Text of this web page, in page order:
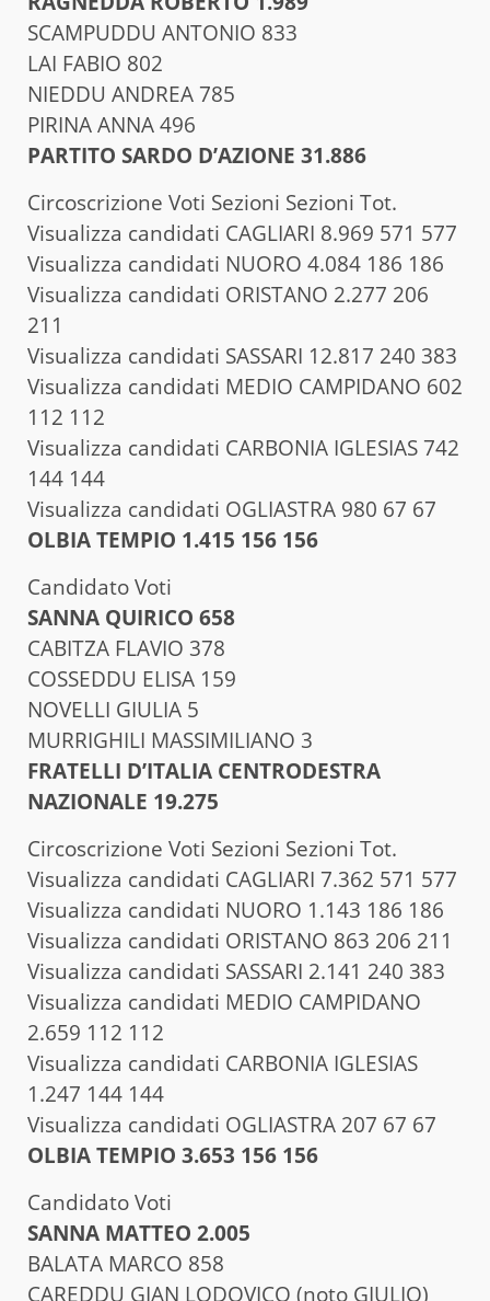
SCAMPUDDU ANTONIO 833
LAI FABIO 802
NIEDDU ANDREA 785
PIRINA ANNA 496
PARTITO SARDO D’AZIONE 31.886
Circoscrizione Voti Sezioni Sezioni Tot.
Visualizza candidati CAGLIARI 8.969 571 577
Visualizza candidati NUORO 4.084 186 186
Visualizza candidati ORISTANO 2.277 206
211
Visualizza candidati SASSARI 12.817 240 383
Visualizza candidati MEDIO CAMPIDANO 602
112 112
Visualizza candidati CARBONIA IGLESIAS 742
144 144
Visualizza candidati OGLIASTRA 980 67 67
OLBIA TEMPIO 1.415 156 156
Candidato Voti
SANNA QUIRICO 658
CABITZA FLAVIO 378
COSSEDDU ELISA 159
NOVELLI GIULIA 5
MURRIGHILI MASSIMILIANO 3
FRATELLI D’ITALIA CENTRODESTRA
NAZIONALE 19.275
Circoscrizione Voti Sezioni Sezioni Tot.
Visualizza candidati CAGLIARI 7.362 571 577
Visualizza candidati NUORO 1.143 186 186
Visualizza candidati ORISTANO 863 206 211
Visualizza candidati SASSARI 2.141 240 383
Visualizza candidati MEDIO CAMPIDANO
2.659 112 112
Visualizza candidati CARBONIA IGLESIAS
1.247 144 144
Visualizza candidati OGLIASTRA 207 67 67
OLBIA TEMPIO 3.653 156 156
Candidato Voti
SANNA MATTEO 2.005
BALATA MARCO 858
CAREDDU GIAN LODOVICO (noto GIULIO)